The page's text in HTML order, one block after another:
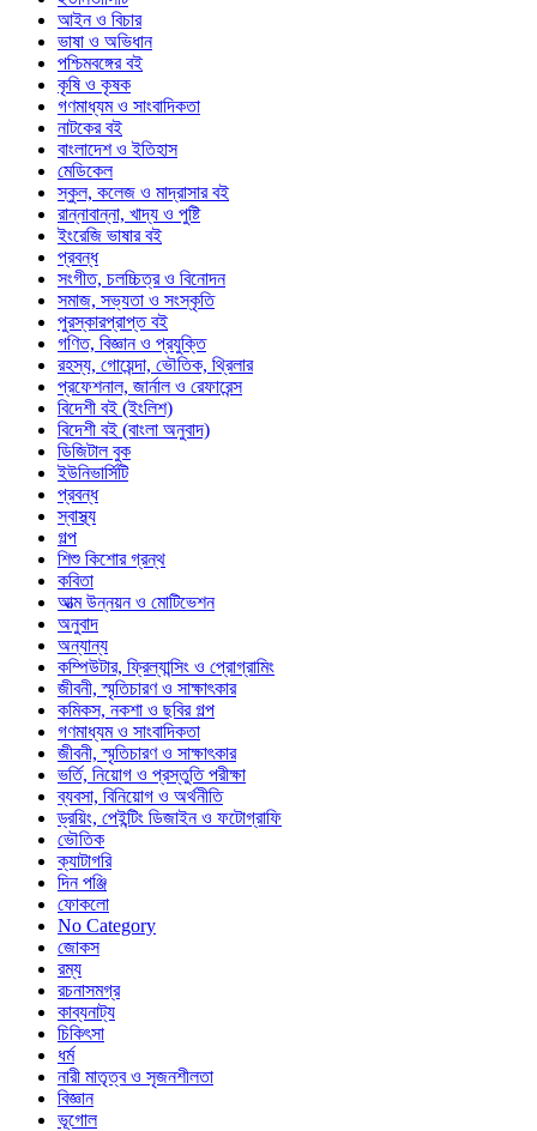
আইন ও বিচার
ভাষা ও অভিধান
পশ্চিমবঙ্গের বই
কৃষি ও কৃষক
গণমাধ্যম ও সাংবাদিকতা
নাটকের বই
বাংলাদেশ ও ইতিহাস
মেডিকেল
স্কুল, কলেজ ও মাদ্রাসার বই
রান্নাবান্না, খাদ্য ও পুষ্টি
ইংরেজি ভাষার বই
প্রবন্ধ
সংগীত, চলচ্চিত্র ও বিনোদন
সমাজ, সভ্যতা ও সংস্কৃতি
পুরস্কারপ্রাপ্ত বই
গণিত, বিজ্ঞান ও প্রযুক্তি
রহস্য, গোয়েন্দা, ভৌতিক, থ্রিলার
প্রফেশনাল, জার্নাল ও রেফারেন্স
বিদেশী বই (ইংলিশ)
বিদেশী বই (বাংলা অনুবাদ)
ডিজিটাল বুক
ইউনিভার্সিটি
প্রবন্ধ
স্বাস্থ্য
গল্প
শিশু কিশোর গ্রন্থ
কবিতা
আত্ম উন্নয়ন ও মোটিভেশন
অনুবাদ
অন্যান্য
কম্পিউটার, ফ্রিল্যান্সিং ও প্রোগ্রামিং
জীবনী, স্মৃতিচারণ ও সাক্ষাৎকার
কমিকস, নকশা ও ছবির গল্প
গণমাধ্যম ও সাংবাদিকতা
জীবনী, স্মৃতিচারণ ও সাক্ষাৎকার
ভর্তি, নিয়োগ ও প্রস্তুতি পরীক্ষা
ব্যবসা, বিনিয়োগ ও অর্থনীতি
ড্রয়িং, পেইন্টিং ডিজাইন ও ফটোগ্রাফি
ভৌতিক
ক্যাটাগরি
দিন পঞ্জি
ফোকলো
No Category
জোকস
রম্য
রচনাসমগ্র
কাব্যনাট্য
চিকিৎসা
ধর্ম
নারী মাতৃত্ব ও সৃজনশীলতা
বিজ্ঞান
ভূগোল